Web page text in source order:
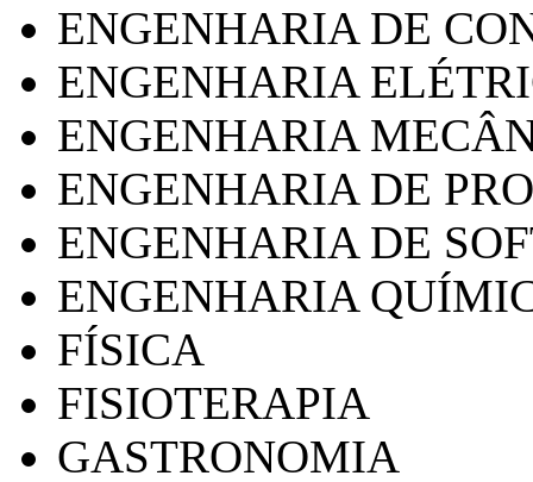
ENGENHARIA DE
ENGENHARIA
ENGENHARIA
ENGENHARIA DE
ENGENHARIA DE
ENGENHARIA
FÍSICA
FISIOTERAPIA
GASTRONOMIA